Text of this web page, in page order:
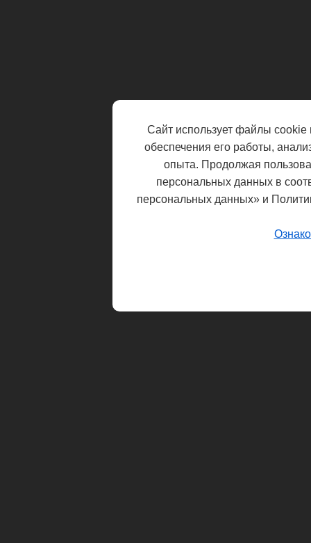
Сайт использует файлы cookie
обеспечения его работы,
опыта. Продолжая
персональных данных в
персональных данных» и